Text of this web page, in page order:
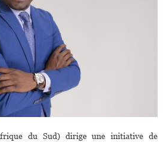
du Sud) dirige une initiative de